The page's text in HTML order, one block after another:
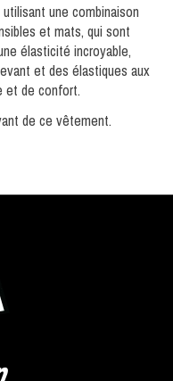
une combinaison
et mats, qui sont
élasticité incroyable,
et des élastiques aux
et de confort.
de ce vêtement.